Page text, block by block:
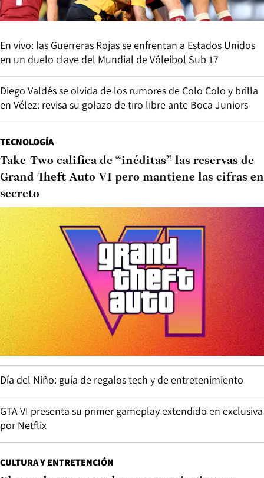
En vivo: las Guerreras Rojas se enfrentan a Estados Unidos
en un duelo clave del Mundial de Vóleibol Sub 17
Diego Valdés se olvida de los rumores de Colo Colo y brilla
en Vélez: revisa su golazo de tiro libre ante Boca Juniors
TECNOLOGÍA
Take-Two califica de “inéditas” las reservas de
Grand Theft Auto VI pero mantiene las cifras en
secreto
Día del Niño: guía de regalos tech y de entretenimiento
GTA VI presenta su primer gameplay extendido en exclusiva
por Netflix
CULTURA Y ENTRETENCIÓN